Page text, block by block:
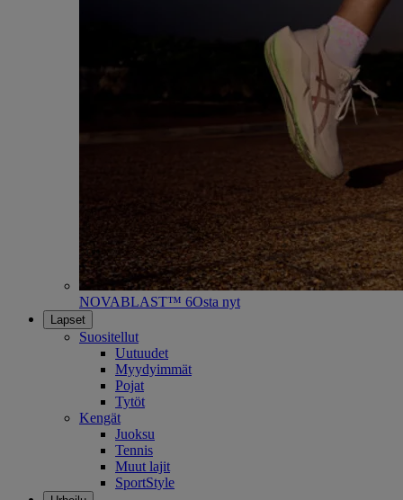
NOVABLAST™ 6Osta nyt
Lapset
Suositellut
Uutuudet
Myydyimmät
Pojat
Tytöt
Kengät
Juoksu
Tennis
Muut lajit
SportStyle